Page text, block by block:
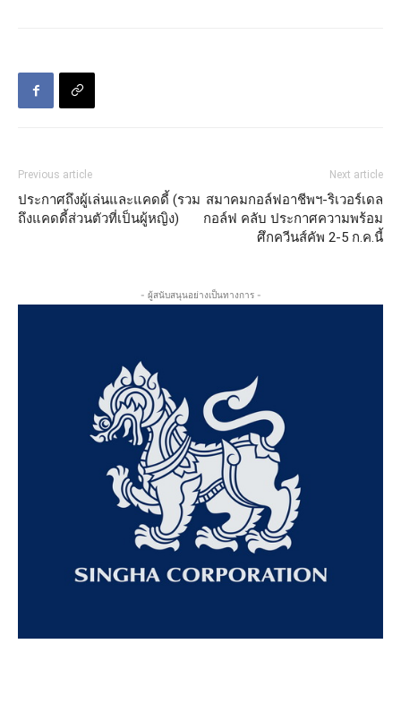
Previous article
ประกาศถึงผู้เล่นและแคดดี้ (รวม
ถึงแคดดี้ส่วนตัวที่เป็นผู้หญิง)
Next article
สมาคมกอล์ฟอาชีพฯ-ริเวอร์เดล
กอล์ฟ คลับ ประกาศความพร้อม
ศึกควีนส์คัพ 2-5 ก.ค.นี้
- ผู้สนับสนุนอย่างเป็นทางการ -